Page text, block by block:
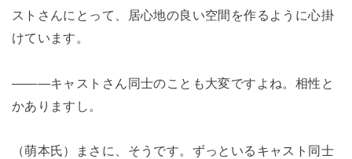
ストさんにとって、居心地の良い空間を作るように心掛
けています。
―――キャストさん同士のことも大変ですよね。相性と
かありますし。
（萌本氏）まさに、そうです。ずっといるキャスト同士